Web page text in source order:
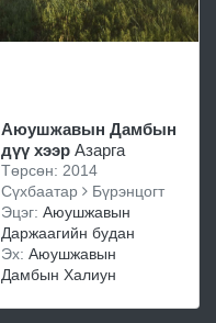
Аюушжавын Дамбын
дүү хээр Азарга
Төрсөн: 2014
Сүхбаатар
Бүрэнцогт
Эцэг: Аюушжавын
Даржаагийн будан
Эх: Аюушжавын
Дамбын Халиун